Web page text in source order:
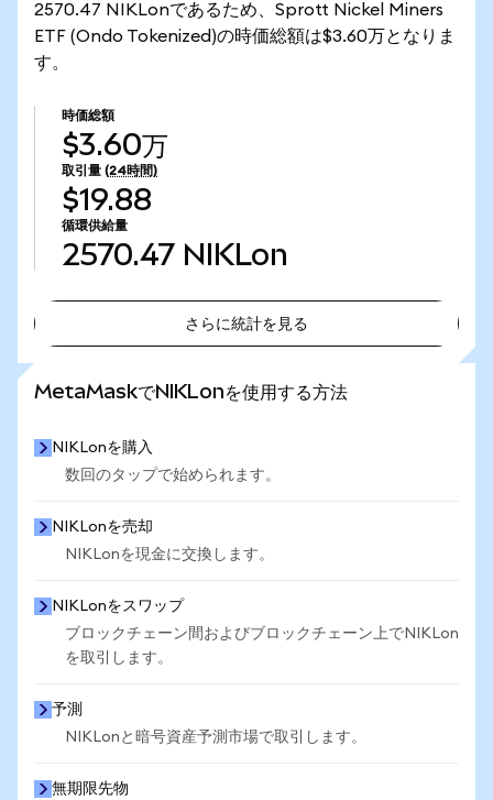
2570.47 NIKLonであるため、Sprott Nickel Miners
ETF (Ondo Tokenized)の時価総額は$3.60万となりま
す。
時価総額
$3.60万
取引量 (24時間)
$19.88
循環供給量
2570.47 NIKLon
さらに統計を見る
MetaMaskでNIKLonを使用する方法
NIKLonを購入
数回のタップで始められます。
NIKLonを売却
NIKLonを現金に交換します。
NIKLonをスワップ
ブロックチェーン間およびブロックチェーン上でNIKLon
を取引します。
予測
NIKLonと暗号資産予測市場で取引します。
無期限先物